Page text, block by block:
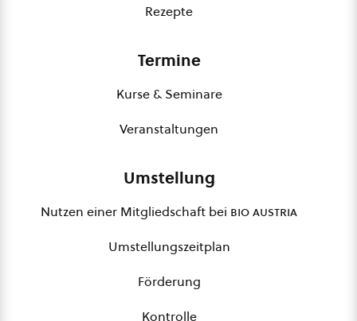
Rezepte
Termine
Kurse & Seminare
Veranstaltungen
Umstellung
Nutzen einer Mitgliedschaft bei bio austria
Umstellungszeitplan
Förderung
Kontrolle